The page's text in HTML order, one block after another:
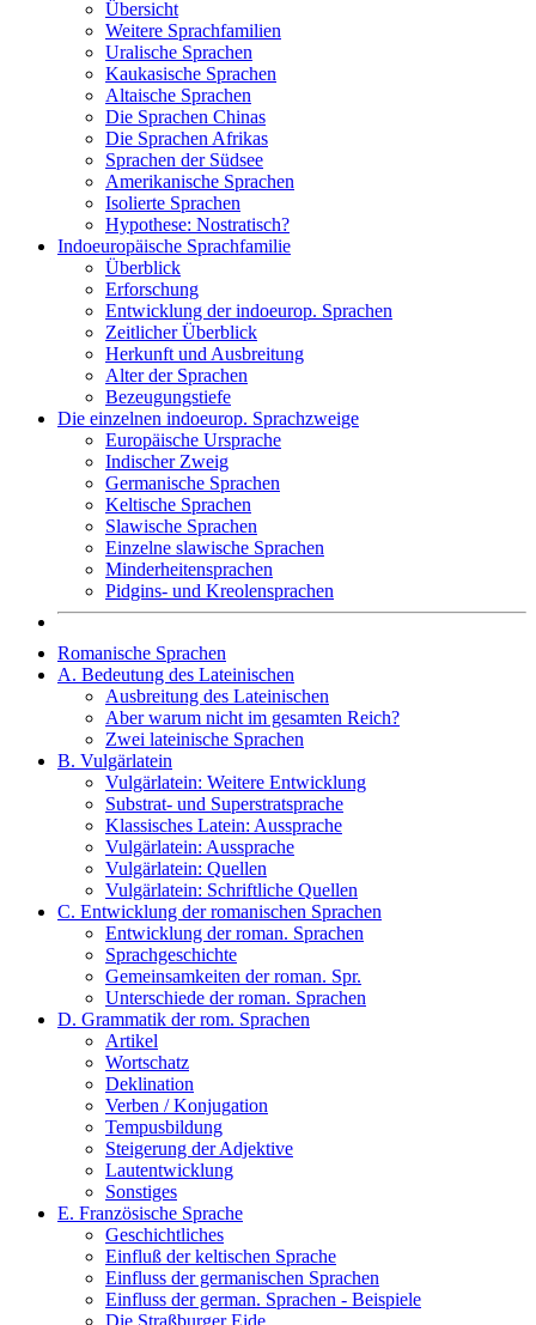
Übersicht
Weitere Sprachfamilien
Uralische Sprachen
Kaukasische Sprachen
Altaische Sprachen
Die Sprachen Chinas
Die Sprachen Afrikas
Sprachen der Südsee
Amerikanische Sprachen
Isolierte Sprachen
Hypothese: Nostratisch?
Indoeuropäische Sprachfamilie
Überblick
Erforschung
Entwicklung der indoeurop. Sprachen
Zeitlicher Überblick
Herkunft und Ausbreitung
Alter der Sprachen
Bezeugungstiefe
Die einzelnen indoeurop. Sprachzweige
Europäische Ursprache
Indischer Zweig
Germanische Sprachen
Keltische Sprachen
Slawische Sprachen
Einzelne slawische Sprachen
Minderheitensprachen
Pidgins- und Kreolensprachen
Romanische Sprachen
A. Bedeutung des Lateinischen
Ausbreitung des Lateinischen
Aber warum nicht im gesamten Reich?
Zwei lateinische Sprachen
B. Vulgärlatein
Vulgärlatein: Weitere Entwicklung
Substrat- und Superstratsprache
Klassisches Latein: Aussprache
Vulgärlatein: Aussprache
Vulgärlatein: Quellen
Vulgärlatein: Schriftliche Quellen
C. Entwicklung der romanischen Sprachen
Entwicklung der roman. Sprachen
Sprachgeschichte
Gemeinsamkeiten der roman. Spr.
Unterschiede der roman. Sprachen
D. Grammatik der rom. Sprachen
Artikel
Wortschatz
Deklination
Verben / Konjugation
Tempusbildung
Steigerung der Adjektive
Lautentwicklung
Sonstiges
E. Französische Sprache
Geschichtliches
Einfluß der keltischen Sprache
Einfluss der germanischen Sprachen
Einfluss der german. Sprachen - Beispiele
Die Straßburger Eide